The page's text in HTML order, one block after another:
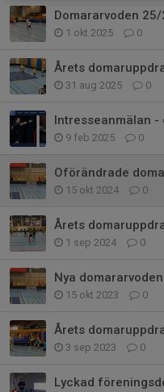
Domararvoden 25/
1 okt 2025 0
Årets
31 aug 2025 0
Intresseanmälan -
9 feb 2025 0
Oförändrade
15 okt 2024 0
Årets
1 sep 2024 0
Nya
15 okt 2023 0
Årets
3 sep 2023 0
Lyckad